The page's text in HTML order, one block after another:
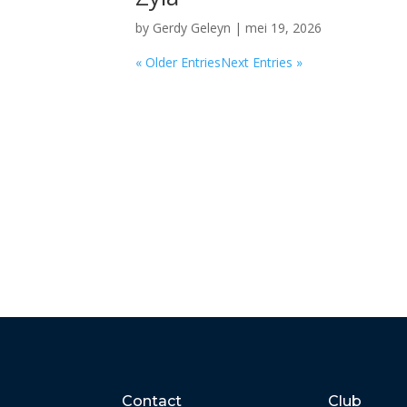
by Gerdy Geleyn |mei 19, 2026
« Older EntriesNext Entries »
Contact Club